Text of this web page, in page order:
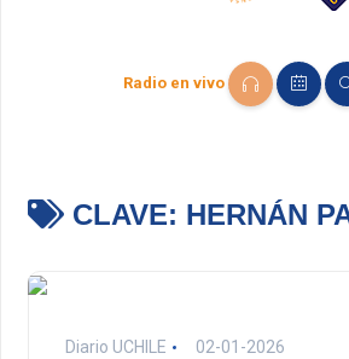
Radio en vivo
CLAVE: HERNÁN
Diario UCHILE 02-01-2026